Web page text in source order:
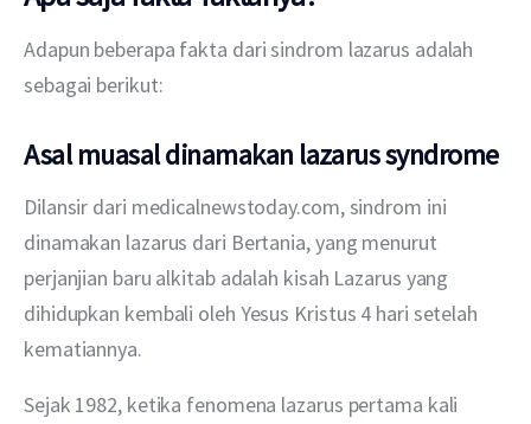
Adapun beberapa fakta dari sindrom lazarus adalah
sebagai berikut:
Asal muasal dinamakan lazarus syndrome
Dilansir dari medicalnewstoday.com, sindrom ini
dinamakan lazarus dari Bertania, yang menurut
perjanjian baru alkitab adalah kisah Lazarus yang
dihidupkan kembali oleh Yesus Kristus 4 hari setelah
kematiannya.
Sejak 1982, ketika fenomena lazarus pertama kali